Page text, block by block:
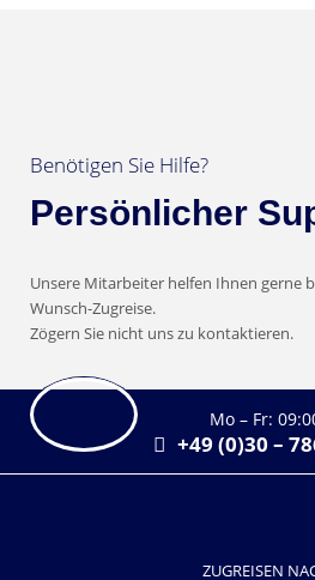
Benötigen Sie Hilfe?
Persönlicher
Unsere Mitarbeiter helfen Ihnen gerne
Wunsch-Zugreise.
Zögern Sie nicht uns zu kontaktieren.
Mo – Fr:
+49 (0)30 –
ZUGREISEN